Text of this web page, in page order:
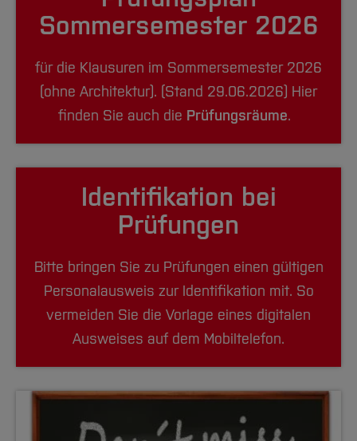
Arbeiten im FB G
Forschung und Projekte
International
Team
Service
Studiengänge
Studieninteressierte
Aktuelles
Studium
Fachgruppen
Forschung und Entwicklung
International
Team
Amtliche Bekanntmachungen
Notfall-Infos
BO Shop
Familiengerechte Hochschule
Gleichstellung
Diskriminierungsfreie Hochschule
Vertretungen
Wahlen
Hochschulbibliothek
International Office
Medienzentrum
qed-Stiftung
Sommersemester 2026
für die Klausuren im Sommersemester 2026
(ohne Architektur). (Stand 29.06.2026) Hier
finden Sie auch die Prüfungsräume.
Identifikation bei
Prüfungen
Bitte bringen Sie zu Prüfungen einen gültigen
Personalausweis zur Identifikation mit. So
vermeiden Sie die Vorlage eines digitalen
Ausweises auf dem Mobiltelefon.